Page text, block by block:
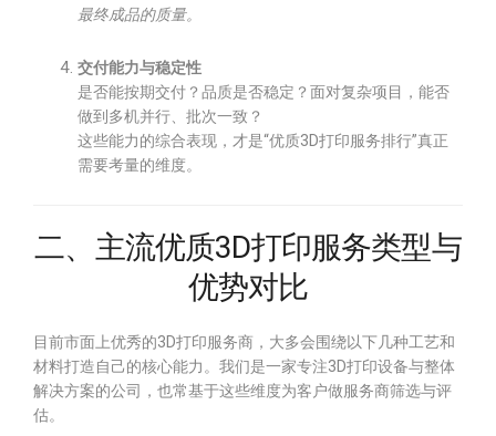
最终成品的质量。
交付能力与稳定性
是否能按期交付？品质是否稳定？面对复杂项目，能否
做到多机并行、批次一致？
这些能力的综合表现，才是“优质3D打印服务排行”真正
需要考量的维度。
二、主流优质3D打印服务类型与
优势对比
目前市面上优秀的3D打印服务商，大多会围绕以下几种工艺和
材料打造自己的核心能力。我们是一家专注3D打印设备与整体
解决方案的公司，也常基于这些维度为客户做服务商筛选与评
估。